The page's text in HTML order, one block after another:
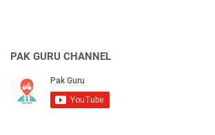
PAK GURU CHANNEL